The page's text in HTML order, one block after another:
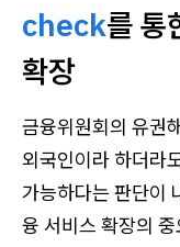
check를 통
확장
금융위원회의 유권
외국인이라 하더라
가능하다는 판단이
융 서비스 확장의